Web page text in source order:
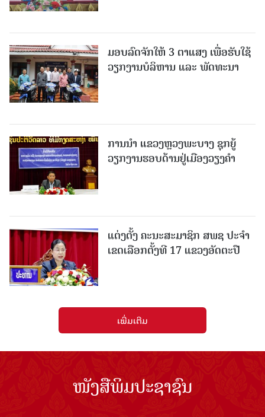
ມອບລົດຈັກໃຫ້ 3 ຕາແສງ ເພື່ອຮັບໃຊ້
ວຽກງານບໍລິຫານ ແລະ ພັດທະນາ
ການນຳ ແຂວງຫຼວງພະບາງ ຊຸກຍູ້
ວຽກງານຮອບດ້ານຢູ່ເມືອງວຽງຄໍາ
ແຕ່ງຕັ້ງ ຄະນະສະມາຊິກ ສພຊ ປະຈຳ
ເຂດເລືອກຕັ້ງທີ 17 ແຂວງອັດຕະປື
ເພີ່ມເຕີມ
ໜັງສືພິມປະຊາຊົນ